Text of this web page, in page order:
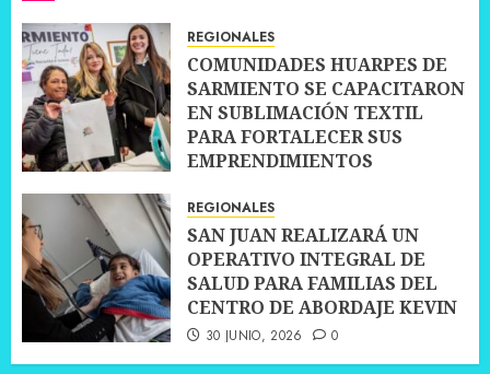
REGIONALES
COMUNIDADES HUARPES DE
SARMIENTO SE CAPACITARON
EN SUBLIMACIÓN TEXTIL
PARA FORTALECER SUS
EMPRENDIMIENTOS
REGIONALES
SAN JUAN REALIZARÁ UN
OPERATIVO INTEGRAL DE
SALUD PARA FAMILIAS DEL
CENTRO DE ABORDAJE KEVIN
30 JUNIO, 2026 0